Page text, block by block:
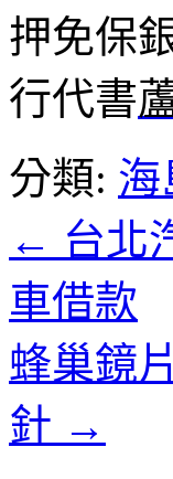
押免保
行代書
分類: 海
← 台北
車借款
蜂巢鏡
針 →